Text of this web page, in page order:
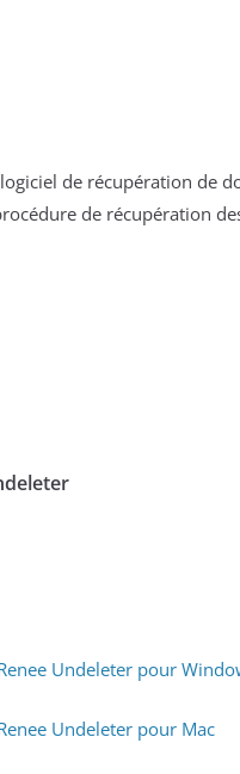
logiciel de récupération de
de récupération
Undeleter pour
Undeleter pour Mac